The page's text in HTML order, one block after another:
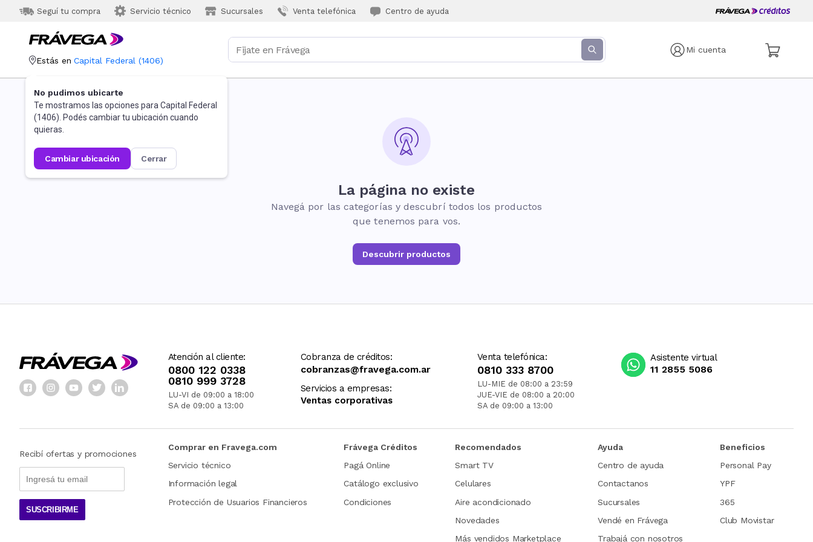
Seguí tu compra Servicio técnico Sucursales Venta telefónica Centro de ayuda
Mi cuenta
Estás en Capital Federal (1406)
No pudimos ubicarte
Te mostramos las opciones para Capital Federal
(1406). Podés cambiar tu ubicación cuando
quieras.
cambiar ubicación cerrar
La página no existe
Navegá por las categorías y descubrí todos los productos
que tenemos para vos.
Descubrir productos
Atención al cliente:
0800 122 0338
0810 999 3728
LU-VI de 09:00 a 18:00
SA de 09:00 a 13:00
Cobranza de créditos:
cobranzas@fravega.com.ar
Servicios a empresas:
Ventas corporativas
Venta telefónica:
0810 333 8700
LU-MIE de 08:00 a 23:59
JUE-VIE de 08:00 a 20:00
SA de 09:00 a 13:00
Asistente virtual
11 2855 5086
Recibí ofertas y promociones
SUSCRIBIRME
Comprar en Fravega.com
Servicio técnico
Información legal
Protección de Usuarios Financieros
Frávega Créditos
Pagá Online
Catálogo exclusivo
Condiciones
Recomendados
Smart TV
Celulares
Aire acondicionado
Novedades
Más vendidos Marketplace
Ayuda
Centro de ayuda
Contactanos
Sucursales
Vendé en Frávega
Trabajá con nosotros
Beneficios
Personal Pay
YPF
365
Club Movistar